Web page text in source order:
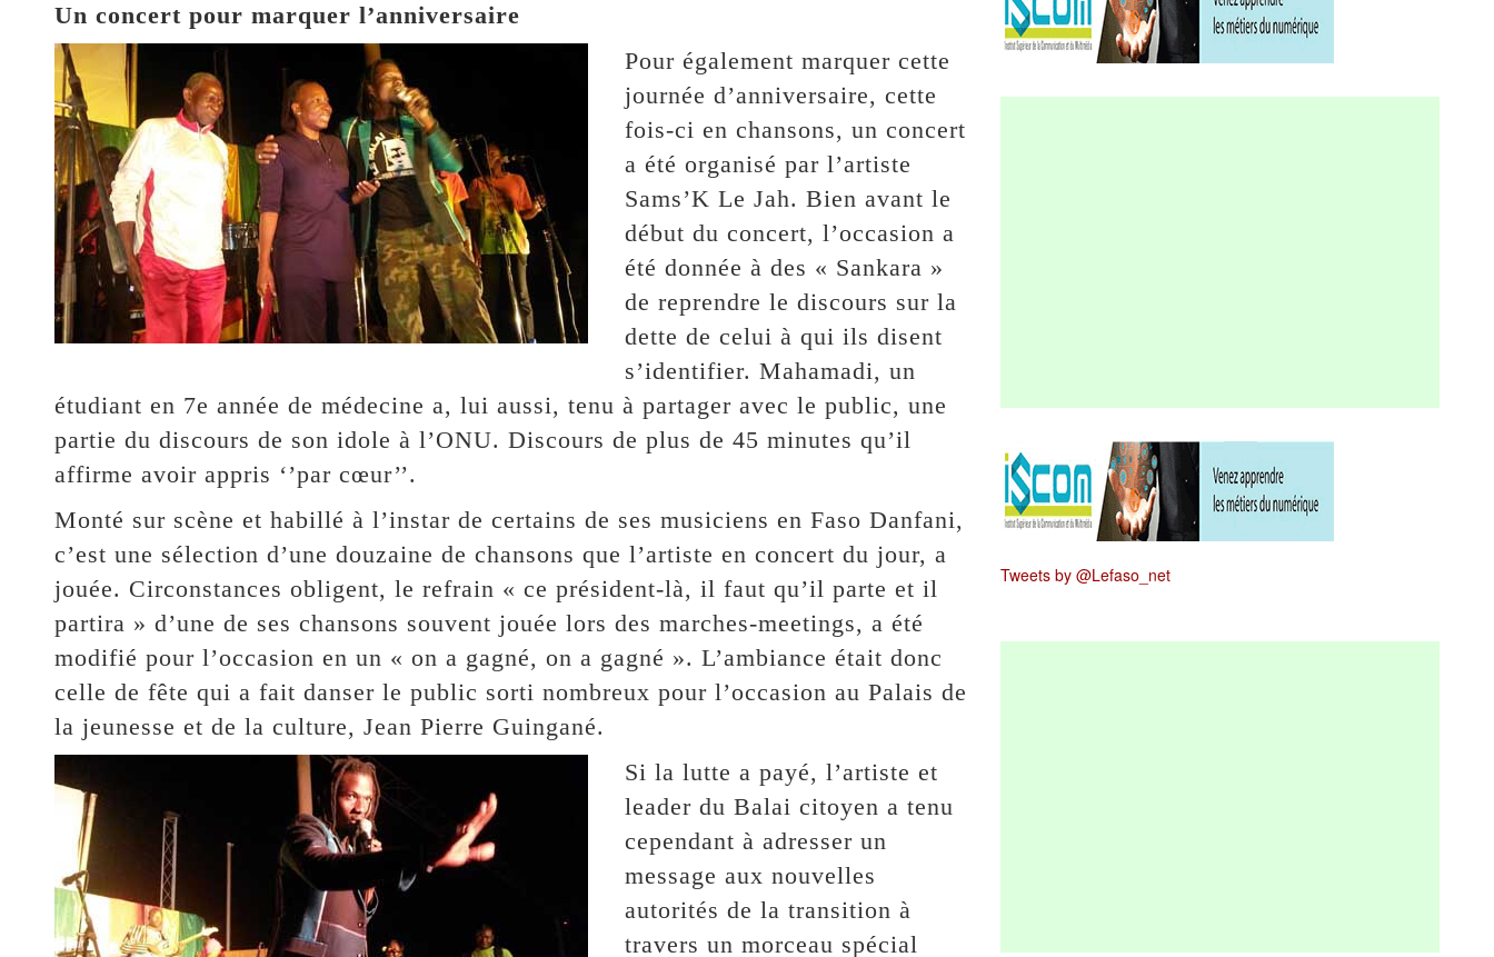
Un concert pour marquer l’anniversaire
Pour également marquer cette
journée d’anniversaire, cette
fois-ci en chansons, un concert
a été organisé par l’artiste
Sams’K Le Jah. Bien avant le
début du concert, l’occasion a
été donnée à des « Sankara »
de reprendre le discours sur la
dette de celui à qui ils disent
s’identifier. Mahamadi, un
étudiant en 7e année de médecine a, lui aussi, tenu à partager avec le public, une
partie du discours de son idole à l’ONU. Discours de plus de 45 minutes qu’il
affirme avoir appris ‘’par cœur’’.
Monté sur scène et habillé à l’instar de certains de ses musiciens en Faso Danfani,
c’est une sélection d’une douzaine de chansons que l’artiste en concert du jour, a
jouée. Circonstances obligent, le refrain « ce président-là, il faut qu’il parte et il
partira » d’une de ses chansons souvent jouée lors des marches-meetings, a été
modifié pour l’occasion en un « on a gagné, on a gagné ». L’ambiance était donc
celle de fête qui a fait danser le public sorti nombreux pour l’occasion au Palais de
la jeunesse et de la culture, Jean Pierre Guingané.
Si la lutte a payé, l’artiste et
leader du Balai citoyen a tenu
cependant à adresser un
message aux nouvelles
autorités de la transition à
travers un morceau spécial
Tweets by @Lefaso_net